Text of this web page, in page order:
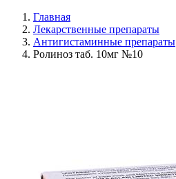
Главная
Лекарственные препараты
Антигистаминные препараты
Ролиноз таб. 10мг №10